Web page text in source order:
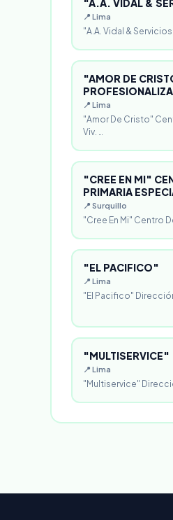
"A.A. VIDAL &
📍 Lima
"A.A. Vidal &
"AMOR DE
📍 Lima
"Amor De Cristo"
Viv. …
"CREE EN MI"
PRIMARIA
📍 Surquillo
"Cree En Mi" Centro
"EL PACIFICO"
📍 Lima
"El Pacifico"
"MULTISERVICE"
📍 Lima
"Multiservice"